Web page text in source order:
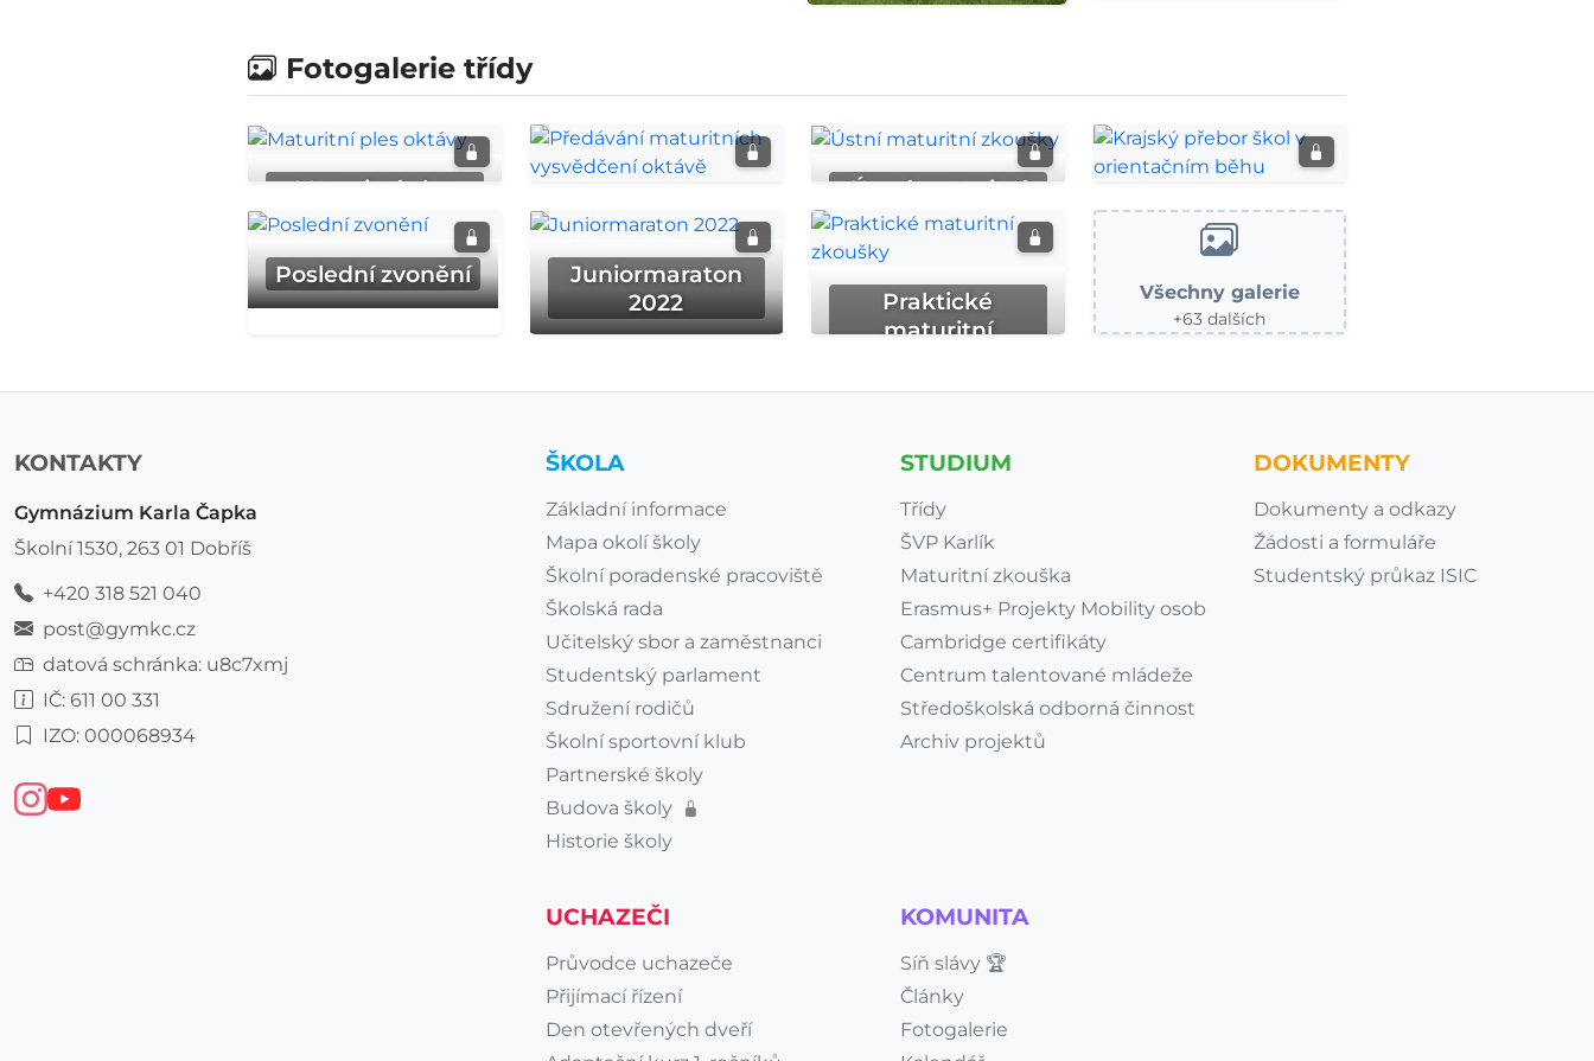
Fotogalerie třídy
Maturitní ples
oktávy
Předávání
vysvědčení
oktávě
Ústní maturitní
zkoušky
Krajský přebor
škol v
běhu
Poslední zvonění
Juniormaraton
2022
Praktické
maturitní
Všechny galerie
+63 dalších
KONTAKTY
Gymnázium Karla Čapka
Školní 1530, 263 01 Dobříš
+420 318 521 040
post@gymkc.cz
datová schránka: u8c7xmj
IČ: 611 00 331
IZO: 000068934
ŠKOLA
Základní informace
Mapa okolí školy
Školní poradenské pracoviště
Školská rada
Učitelský sbor a zaměstnanci
Studentský parlament
Sdružení rodičů
Školní sportovní klub
Partnerské školy
Budova školy
Historie školy
STUDIUM
Třídy
ŠVP Karlík
Maturitní zkouška
Erasmus+ Projekty Mobility osob
Cambridge certifikáty
Centrum talentované mládeže
Středoškolská odborná činnost
Archiv projektů
DOKUMENTY
Dokumenty a odkazy
Žádosti a formuláře
Studentský průkaz ISIC
UCHAZEČI
Průvodce uchazeče
Přijímací řízení
Den otevřených dveří
KOMUNITA
Síň slávy 🏆
Články
Fotogalerie